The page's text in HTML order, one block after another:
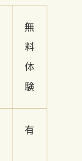
無
料
体
験
有